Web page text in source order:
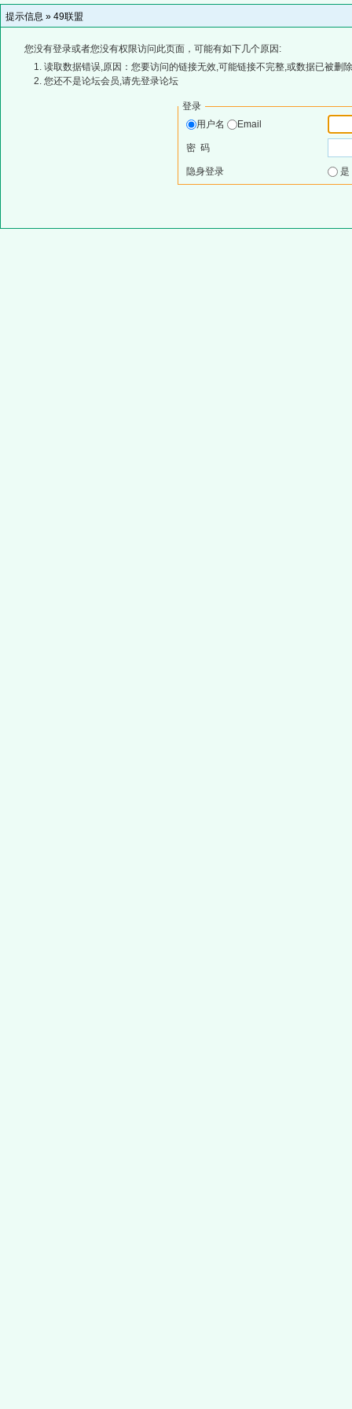
提示信息 » 49联盟
您没有登录或者您没有权限访问此页面，可能有如下几个原因:
读取数据错误,原因：您要访问的链接无效,可能链接不完整,或数据已被删
您还不是论坛会员,请先登录论坛
登录
用户名
Email
密 码
隐身登录